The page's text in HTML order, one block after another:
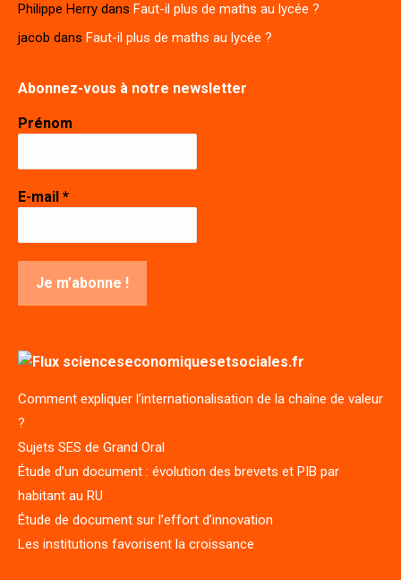
Philippe Herry dans Faut-il plus de maths au lycée ?
jacob dans Faut-il plus de maths au lycée ?
Abonnez-vous à notre newsletter
Prénom
E-mail *
scienceseconomiquesetsociales.fr
Comment expliquer l’internationalisation de la chaîne de valeur
?
Sujets SES de Grand Oral
Étude d’un document : évolution des brevets et PIB par
habitant au RU
Étude de document sur l’effort d’innovation
Les institutions favorisent la croissance